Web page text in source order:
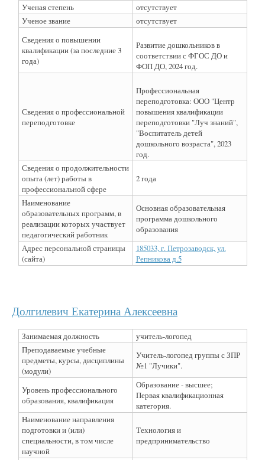
Ученая степень
отсутствует
Ученое звание
отсутствует
Сведения о повышении
квалификации (за последние 3
года)
Развитие дошкольников в
соответствии с ФГОС ДО и
ФОП ДО, 2024 год.
Сведения о профессиональной
переподготовке
Профессиональная
переподготовка: ООО "Центр
повышения квалификации
переподготовки "Луч знаний",
"Воспитатель детей
дошкольного возраста", 2023
год.
Сведения о продолжительности
опыта (лет) работы в
профессиональной сфере
2 года
Наименование
образовательных программ, в
реализации которых участвует
педагогический работник
Основная образовательная
программа дошкольного
образования
Адрес персональной страницы
(сайта)
185033, г. Петрозаводск, ул.
Репникова д.5
Долгилевич Екатерина Алексеевна
Занимаемая должность
учитель-логопед
Преподаваемые учебные
предметы, курсы, дисциплины
(модули)
Учитель-логопед группы с ЗПР
№1 "Лучики".
Уровень профессионального
образования, квалификация
Образование - высшее;
Первая квалификационная
категория.
Наименование направления
подготовки и (или)
специальности, в том числе
научной
Технология и
предпринимательство